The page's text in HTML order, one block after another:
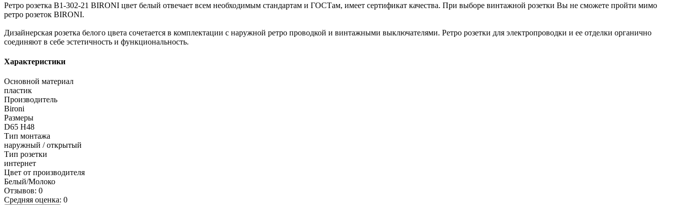
Ретро розетка В1-302-21 BIRONI цвет белый отвечает всем необходимым стандартам и ГОСТам, имеет сертификат качества. При выборе винтажной розетки Вы не сможете пройти мимо
ретро розеток BIRONI.
Дизайнерская розетка белого цвета сочетается в комплектации с наружной ретро проводкой и винтажными выключателями. Ретро розетки для электропроводки и ее отделки органично
соединяют в себе эстетичность и функциональность.
Характеристики
Основной материал
пластик
Производитель
Bironi
Размеры
D65 Н48
Тип монтажа
наружный / открытый
Тип розетки
интернет
Цвет от производителя
Белый/Молоко
Отзывов: 0
Средняя оценка: 0